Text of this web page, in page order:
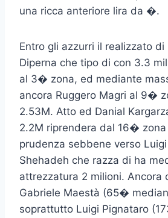
una ricca anteriore lira da �.
Entro gli azzurri il realizzato di
Diperna che tipo di con 3.3
al 3� zona, ed mediante
ancora Ruggero Magri al 9�
2.53M. Atto ed Danial
2.2M riprendera dal 16�
prudenza sebbene verso
Shehadeh che razza di ha
attrezzatura 2 milioni. Ancora
Gabriele Maestà (65�
soprattutto Luigi Pignataro